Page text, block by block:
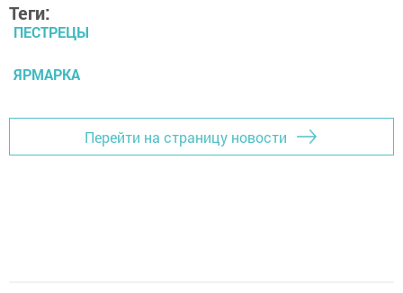
Теги:
ПЕСТРЕЦЫ
ЯРМАРКА
Перейти на страницу новости